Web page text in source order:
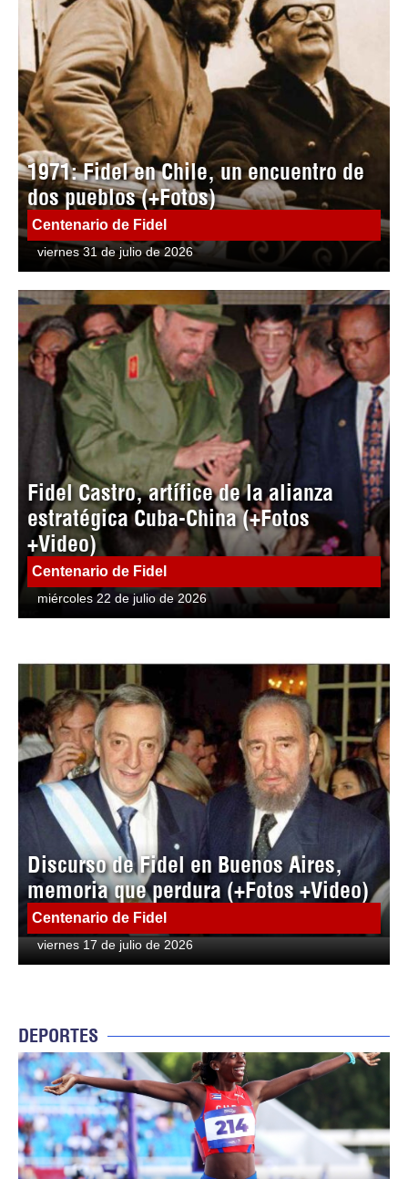
1971: Fidel en Chile, un encuentro de
dos pueblos (+Fotos)
Centenario de Fidel
viernes 31 de julio de 2026
Fidel Castro, artífice de la alianza
estratégica Cuba-China (+Fotos
+Video)
Centenario de Fidel
miércoles 22 de julio de 2026
Discurso de Fidel en Buenos Aires,
memoria que perdura (+Fotos +Video)
Centenario de Fidel
viernes 17 de julio de 2026
DEPORTES